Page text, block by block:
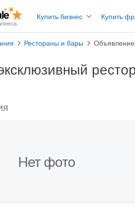
Купить бизнес Купить
Рестораны и бары